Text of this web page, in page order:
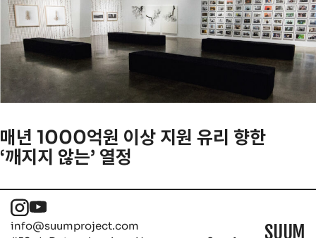
매년 1000억원 이상 지원 유리 향한
‘깨지지 않는’ 열정
info@suumproject.com
SUUM